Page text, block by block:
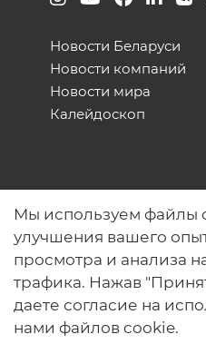
Новости Беларуси
Новости компаний
Новости мира
Калейдоскоп
О нас
Наши проекты
Связь с нами
Общая политика
персональных
Политика обработки
Политика обработки
Мы используем файлы
улучшения вашего
просмотра и анализа
трафика. Нажав
даете согласие на
нами файлов cookie.